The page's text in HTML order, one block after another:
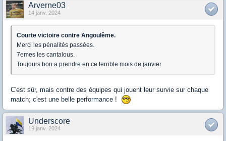
Arverne03
14 janv. 2024
Courte victoire contre Angoulême.
Merci les pénalités passées.
7emes les cantalous.
Toujours bon a prendre en ce terrible mois de janvier
C'est sûr, mais contre des équipes qui jouent leur survie sur chaque
match; c'est une belle performance !
Underscore
19 janv. 2024